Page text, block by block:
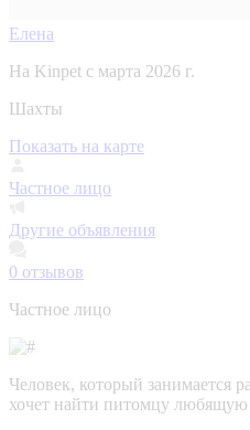
Елена
На Kinpet c марта 2026 г.
Шахты
Показать на карте
Частное лицо
Другие объявления
0 отзывов
Частное лицо
Человек, который занимается
хочет найти питомцу